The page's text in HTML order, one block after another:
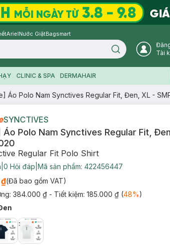
ArielNước GiặtBagsmart
Search icon
Tài
CLINIC & SPA DERMAHAIR
Áo Polo Nam Synctives Regular Fit, Đen, XL -
SYNCTIVES
Polo Nam Synctives Regular Fit,
Regular Fit Polo Shirt
0 Hỏi đáp Mã sản phẩm: 422456447
(Đã bao gồm VAT)
384.000 ₫ - Tiết kiệm: 185.000 ₫(48%)